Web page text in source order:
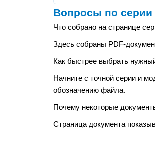
Вопросы по серии
Что собрано на странице
Здесь собраны PDF-
Как быстрее выбрать
Начните с точной серии и
обозначению файла.
Почему некоторые
Страница документа